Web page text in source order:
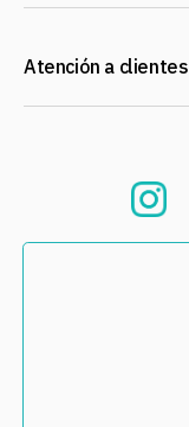
Atención a clientes